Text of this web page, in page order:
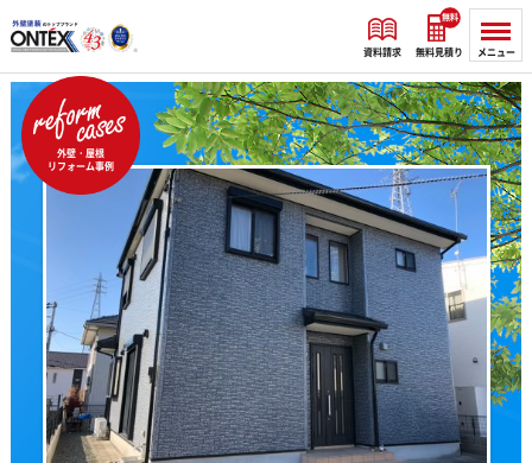
資料請求 無料見積り
無料
メニュー
外壁・屋根
リフォーム事例